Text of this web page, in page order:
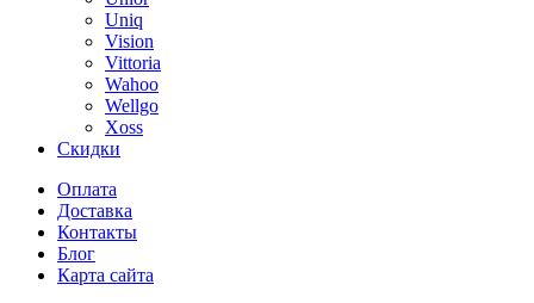
Uniq
Vision
Vittoria
Wahoo
Wellgo
Xoss
Скидки
Оплата
Доставка
Контакты
Блог
Карта сайта